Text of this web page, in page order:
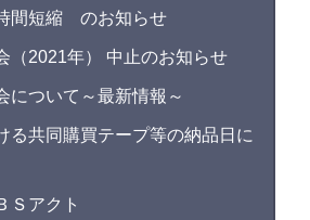
間短縮 のお知らせ
（2021年） 中止のお知らせ
について～最新情報～
る共同購買テープ等の納品日に
アクト